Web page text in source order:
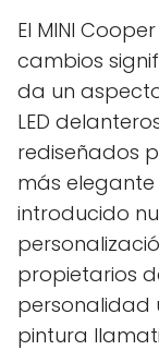
El MINI
cambios
da un
LED
rediseñados
más elegante
introducido
propietarios
personalidad
pintura